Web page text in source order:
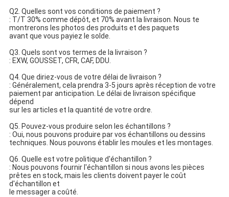
Q2. Quelles sont vos conditions de paiement ?
: T/T 30% comme dépôt, et 70% avant la livraison. Nous te
montrerons les photos des produits et des paquets
avant que vous payiez le solde.
Q3. Quels sont vos termes de la livraison ?
: EXW, GOUSSET, CFR, CAF, DDU.
Q4. Que diriez-vous de votre délai de livraison ?
: Généralement, cela prendra 3-5 jours après réception de votre
paiement par anticipation. Le délai de livraison spécifique
dépend
sur les articles et la quantité de votre ordre.
Q5. Pouvez-vous produire selon les échantillons ?
: Oui, nous pouvons produire par vos échantillons ou dessins
techniques. Nous pouvons établir les moules et les montages.
Q6. Quelle est votre politique d'échantillon ?
: Nous pouvons fournir l'échantillon si nous avons les pièces
prêtes en stock, mais les clients doivent payer le coût
d'échantillon et
le messager a coûté.